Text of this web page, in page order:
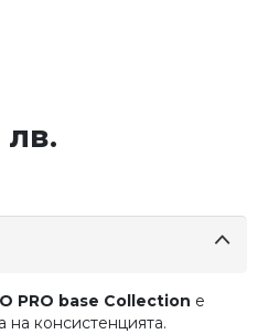
лв.
PRO base Collection е
на консистенцията.